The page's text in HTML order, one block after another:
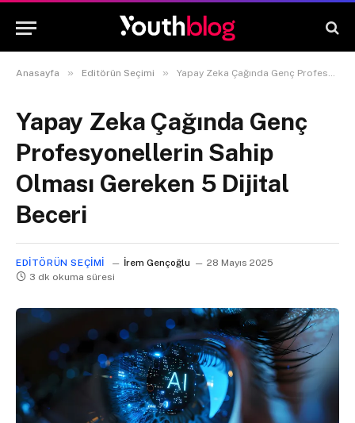
Anasayfa » Editörün Seçimi » Yapay Zeka Çağında Genç Profesyonellerin Sahip Olması Gereken 5 Dijital Beceri
Yapay Zeka Çağında Genç
Profesyonellerin Sahip
Olması Gereken 5 Dijital
Beceri
EDITÖRÜN SEÇIMI İrem Gençoğlu
28 Mayıs 2025
3 dk okuma süresi